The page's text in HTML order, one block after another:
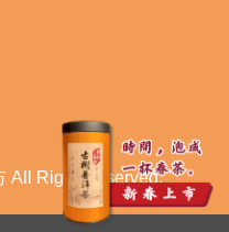
All Right Reserved.